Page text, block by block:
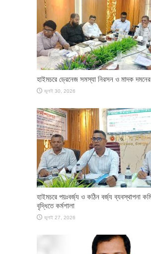
হাইমচরে ড্রেনেজ সমস্যা নিরসন ও মাদক দমনের
জুলাই 30, 2026
হাইমচরে পয়ঃবর্জ্য ও কঠিন বর্জ্য ব্যবস্থাপনা
বৃদ্ধিতে কর্মশালা
জুলাই 27, 2026